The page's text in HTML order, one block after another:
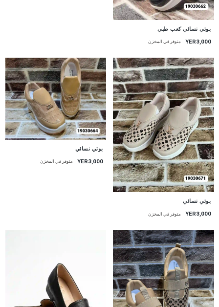
بوتي نسائي كعب طبي
YER3,000 متوفر في المخزن
بوتي نسائي
YER3,000 متوفر في المخزن
بوتي نسائي
YER3,000 متوفر في المخزن